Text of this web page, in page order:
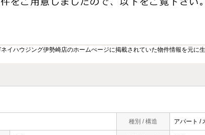
ハウジング伊勢崎店のホームぺージに掲載されていた物件情報を元に生
種別 / 構造 アパート /